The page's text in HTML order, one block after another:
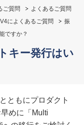
ご質問
よくあるご質問
によくあるご質問
振
ですか？
キー発行はい
ともにプロダクト
めに「Multi